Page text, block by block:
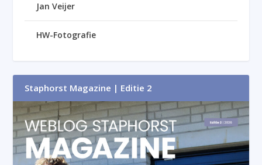
Jan Veijer
HW-Fotografie
Staphorst Magazine | Editie 2